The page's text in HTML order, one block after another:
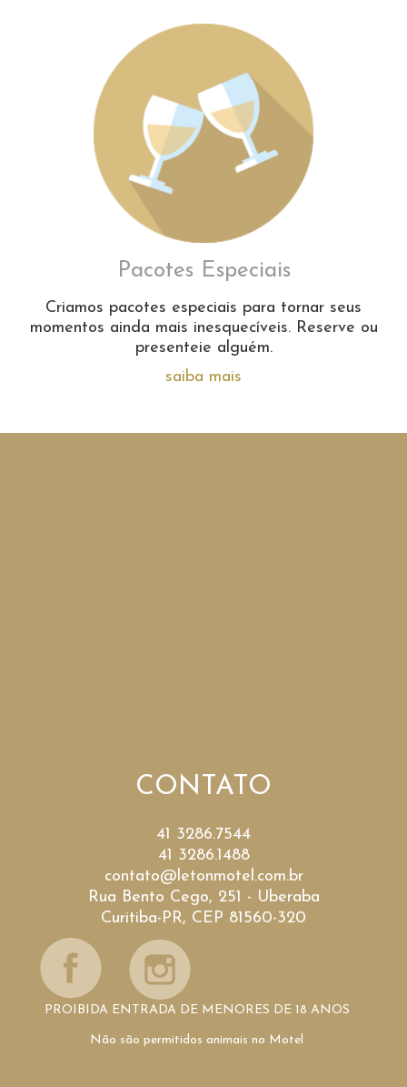
Pacotes Especiais
Criamos pacotes especiais para tornar seus
momentos ainda mais inesquecíveis. Reserve ou
presenteie alguém.
saiba mais
CONTATO
41 3286.7544
41 3286.1488
contato@letonmotel.com.br
Rua Bento Cego, 251 - Uberaba
Curitiba-PR, CEP 81560-320
PROIBIDA ENTRADA DE MENORES DE 18 ANOS
Não são permitidos animais no Motel